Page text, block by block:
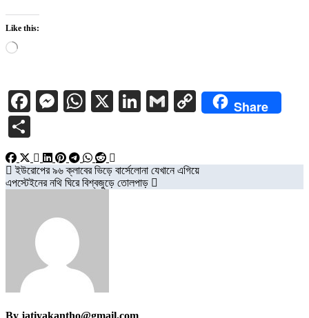
Like this:
Loading…
Facebook
Messenger
WhatsApp
X LinkedIn
GmailCopyShare
Post
navigation
ইউরোপের ৯৬ ক্লাবের ভিড়ে বার্সেলোনা যেখানে এগিয়ে
এপস্টেইনের নথি ঘিরে বিশ্বজুড়ে তোলপাড়